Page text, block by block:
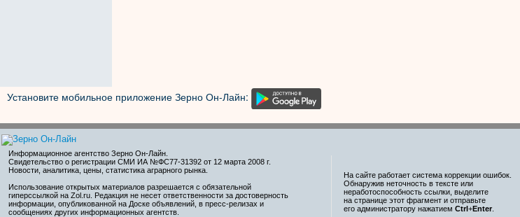
Установите мобильное приложение Зерно Он-Лайн:
Информационное агентство Зерно Он-Лайн
Свидетельство о регистрации СМИ ИА №ФС77-31392 от 12 марта 2008 г.
Новости, аналитика, цены, статистика аграрного рынка.
Использование открытых материалов разрешается с обязательной
гиперссылкой на Zol.ru. Редакция не несет ответственности за достоверность
информации, опубликованной на Доске объявлений, в пресс-релизах и
сообщениях других информационных агентств.
На сайте работает система коррекции ошибок.
Обнаружив неточность в тексте или
неработоспособность ссылки, выделите
на странице этот фрагмент и отправьте
его администратору нажатием Ctrl+Enter